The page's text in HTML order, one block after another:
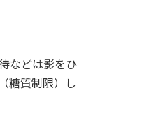
などは影をひ
糖質制限）し